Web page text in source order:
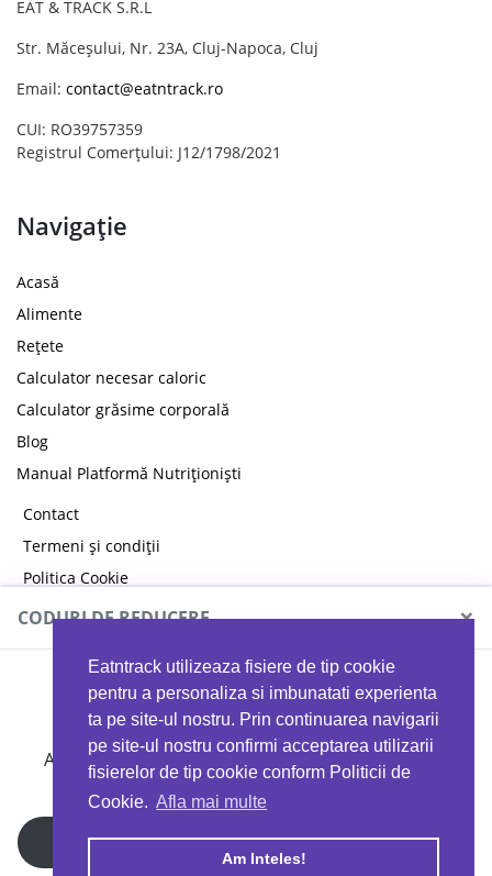
Eatntrack utilizeaza fisiere de tip cookie
pentru a personaliza si imbunatati experienta
ta pe site-ul nostru. Prin continuarea navigarii
pe site-ul nostru confirmi acceptarea utilizarii
fisierelor de tip cookie conform Politicii de
Cookie. Afla mai multe
Am Inteles!
EAT & TRACK S.R.L
Str. Măceșului, Nr. 23A, Cluj-Napoca, Cluj
Email: contact@eatntrack.ro
CUI: RO39757359
Registrul Comerțului: J12/1798/2021
Navigație
Acasă
Alimente
Rețete
Calculator necesar caloric
Calculator grăsime corporală
Blog
Manual Platformă Nutriționiști
Contact
Termeni și condiții
Politica Cookie
Politica de confidențialitate
CODURI DE REDUCERE ×
MYPROTEIN
Ai 40%reducere la orice comandă folosind codul
EATTRACK
Profită acum